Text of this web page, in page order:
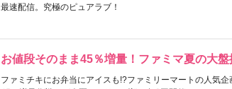
最速配信。究極のピュアラブ！
お値段そのまま45％増量！ファミマ夏の大
ファミチキにお弁当にアイスも!?ファミリーマートの人気企